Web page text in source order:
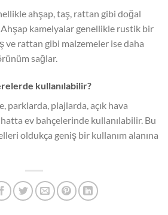
ahşap, taş, rattan gibi doğal
kamelyalar genellikle rustik bir
ve rattan gibi malzemeler ise daha
sağlar.
kullanılabilir?
parklarda, plajlarda, açık hava
ev bahçelerinde kullanılabilir. Bu
oldukça geniş bir kullanım alanına